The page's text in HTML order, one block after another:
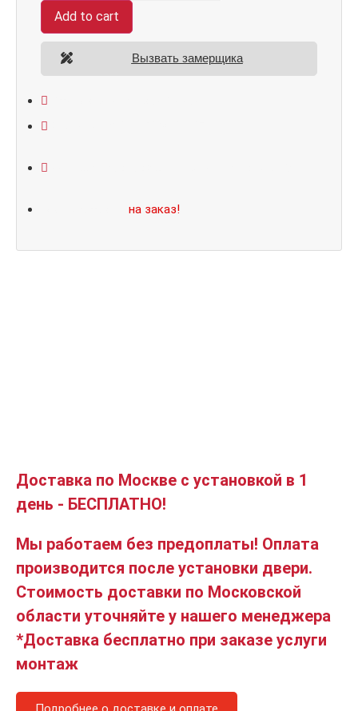
Add to cart
Вызвать замерщика
на заказ!
Доставка по Москве с установкой в 1
день - БЕСПЛАТНО!
Мы работаем без предоплаты! Оплата
производится после установки двери.
Стоимость доставки по Московской
области уточняйте у нашего менеджера
*Доставка бесплатно при заказе услуги
монтаж